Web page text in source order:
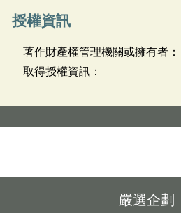
授權資訊
著作財產權管理機關或擁有者：
取得授權資訊：
嚴選企劃